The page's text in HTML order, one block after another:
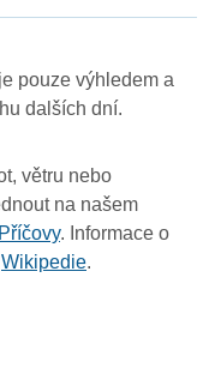
pouze výhledem a
dalších dní.
větru nebo
na našem
. Informace o
Wikipedie.